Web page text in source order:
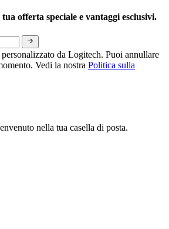
offerta speciale e vantaggi esclusivi.
da Logitech. Puoi annullare
Vedi la nostra Politica sulla
nella tua casella di posta.